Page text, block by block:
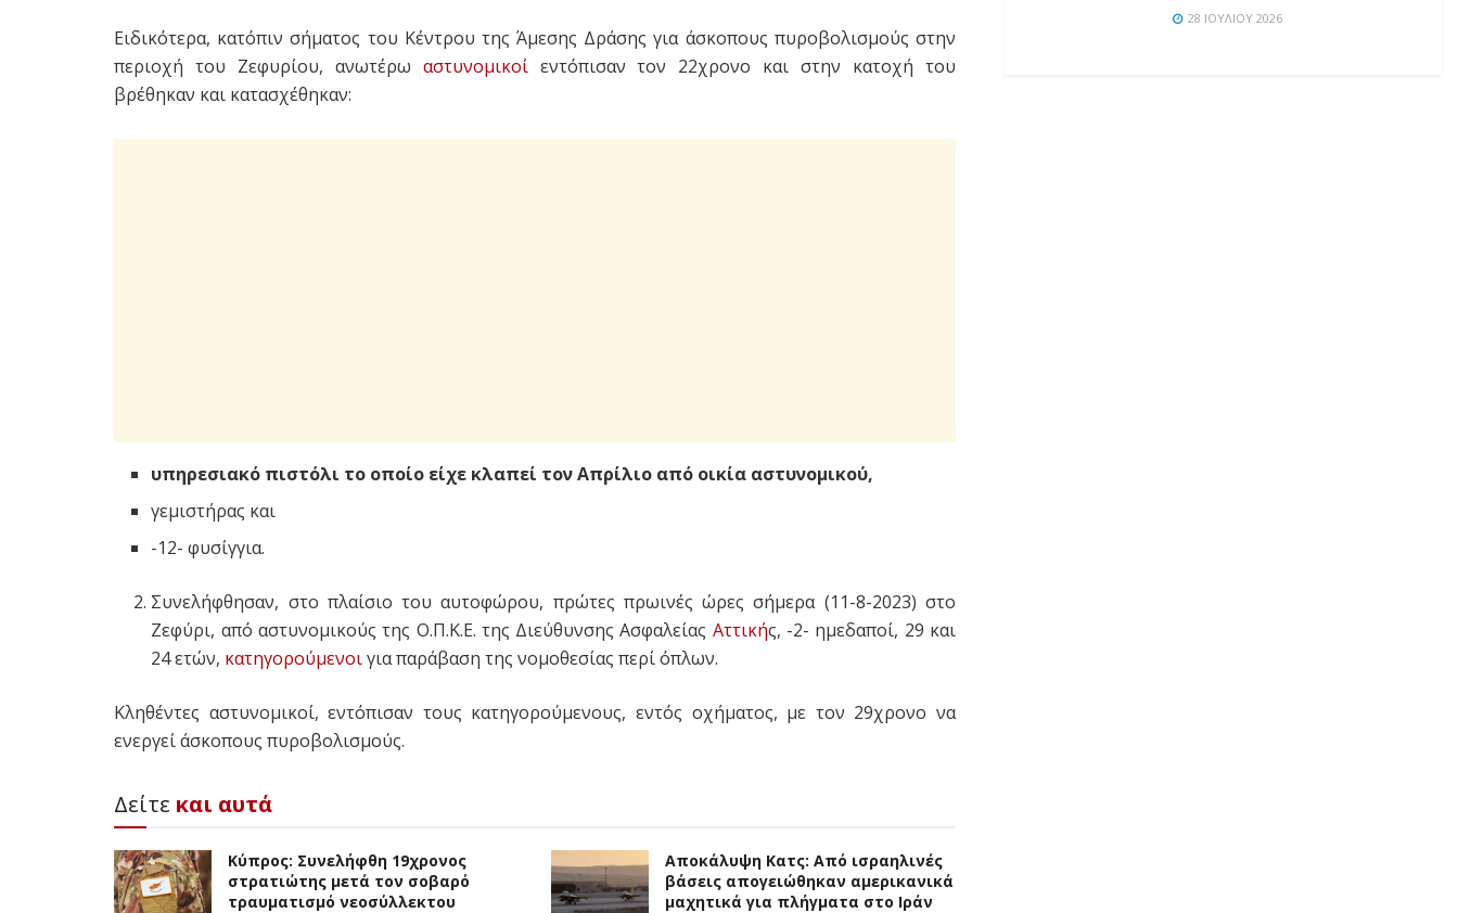
Ειδικότερα, κατόπιν σήματος του Κέντρου της Άμεσης Δράσης για άσκοπους πυροβολισμούς στην
περιοχή του Ζεφυρίου, ανωτέρω αστυνομικοίεντόπισαν τον 22χρονο και στην κατοχή του
βρέθηκαν και κατασχέθηκαν:
υπηρεσιακό πιστόλι το οποίο είχε κλαπεί τον Απρίλιο από οικία αστυνομικού,
γεμιστήρας και
-12- φυσίγγια.
Συνελήφθησαν, στο πλαίσιο του αυτοφώρου, πρώτες πρωινές ώρες σήμερα (11-8-2023) στο
Ζεφύρι, από αστυνομικούς της Ο.Π.Κ.Ε. της Διεύθυνσης Ασφαλείας Αττικής, -2- ημεδαποί, 29 και
24 ετών, κατηγορούμενοιγια παράβαση της νομοθεσίας περί όπλων.
Κληθέντες αστυνομικοί, εντόπισαν τους κατηγορούμενους, εντός οχήματος, με τον 29χρονο να
ενεργεί άσκοπους πυροβολισμούς.
Δείτε και αυτά
Κύπρος: Συνελήφθη 19χρονος
στρατιώτης μετά τον σοβαρό
τραυματισμό νεοσύλλεκτου
Αποκάλυψη Κατς: Από ισραηλινές
βάσεις απογειώθηκαν αμερικανικά
μαχητικά για πλήγματα στο Ιράν
28 ΙΟΥΛΊΟΥ 2026